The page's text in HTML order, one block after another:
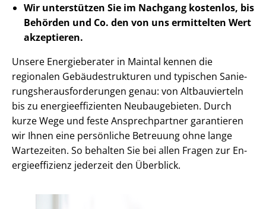
Wir unterstützen Sie im Nachgang kostenlos, bis
Behörden und Co. den von uns ermittelten Wert
akzeptieren.
Unsere Energieberater in Maintal kennen die
regionalen Ge­bäu­de­struk­tu­ren und typischen Sa­nie­
rungs­her­aus­for­de­run­gen genau: von Altbauvierteln
bis zu en­er­gie­ef­fi­zi­en­ten Neubaugebieten. Durch
kurze Wege und feste Ansprechpartner garantieren
wir Ihnen eine persönliche Betreuung ohne lange
Wartezeiten. So behalten Sie bei allen Fragen zur En­
er­gie­ef­fi­zi­enz jederzeit den Überblick.